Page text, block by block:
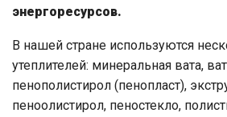
энергоресурсов.
В нашей стране используются
утеплителей: минеральная вата,
пенополистирол (пенопласт),
пеноолистирол, пеностекло,